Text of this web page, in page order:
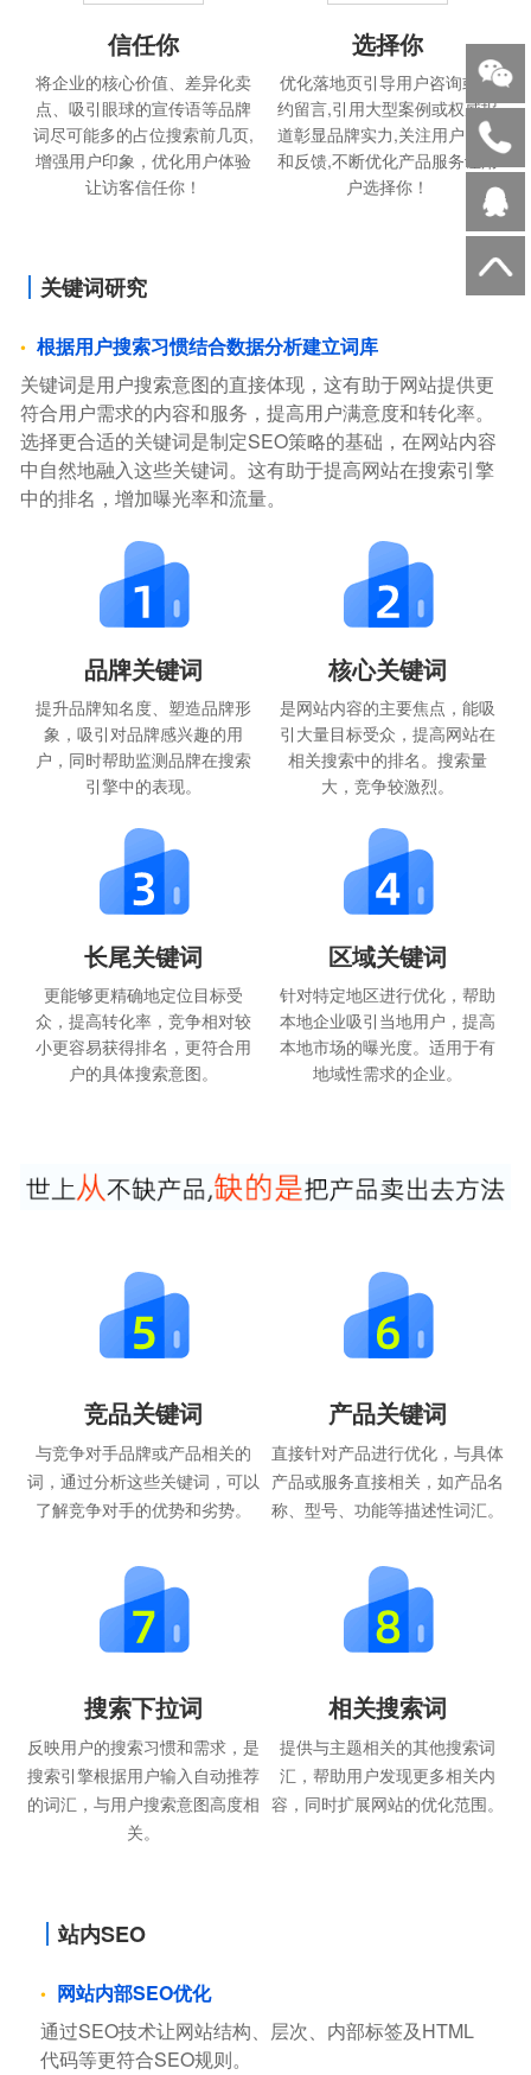
信任你
将企业的核心价值、差异化卖
点、吸引眼球的宣传语等品牌
词尽可能多的占位搜索前几页,
增强用户印象，优化用户体验
让访客信任你！
选择你
优化落地页引导用户咨询或预
约留言,引用大型案例或权威报
道彰显品牌实力,关注用户需求
和反馈,不断优化产品服务让用
户选择你！
关键词研究
根据用户搜索习惯结合数据分析建立词库
关键词是用户搜索意图的直接体现，这有助于网站提供更
符合用户需求的内容和服务，提高用户满意度和转化率。
选择更合适的关键词是制定SEO策略的基础，在网站内容
中自然地融入这些关键词。这有助于提高网站在搜索引擎
中的排名，增加曝光率和流量。
品牌关键词
提升品牌知名度、塑造品牌形
象，吸引对品牌感兴趣的用
户，同时帮助监测品牌在搜索
引擎中的表现。
核心关键词
是网站内容的主要焦点，能吸
引大量目标受众，提高网站在
相关搜索中的排名。搜索量
大，竞争较激烈。
长尾关键词
更能够更精确地定位目标受
众，提高转化率，竞争相对较
小更容易获得排名，更符合用
户的具体搜索意图。
区域关键词
针对特定地区进行优化，帮助
本地企业吸引当地用户，提高
本地市场的曝光度。适用于有
地域性需求的企业。
竞品关键词
与竞争对手品牌或产品相关的
词，通过分析这些关键词，可以
了解竞争对手的优势和劣势。
产品关键词
直接针对产品进行优化，与具体
产品或服务直接相关，如产品名
称、型号、功能等描述性词汇。
搜索下拉词
反映用户的搜索习惯和需求，是
搜索引擎根据用户输入自动推荐
的词汇，与用户搜索意图高度相
关。
相关搜索词
提供与主题相关的其他搜索词
汇，帮助用户发现更多相关内
容，同时扩展网站的优化范围。
站内SEO
网站内部SEO优化
通过SEO技术让网站结构、层次、内部标签及HTML
代码等更符合SEO规则。